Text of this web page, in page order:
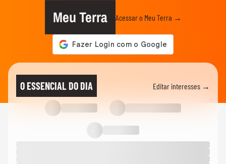
Meu Terra Acessar o Meu Terra →
O ESSENCIAL DO DIA Editar interesses →